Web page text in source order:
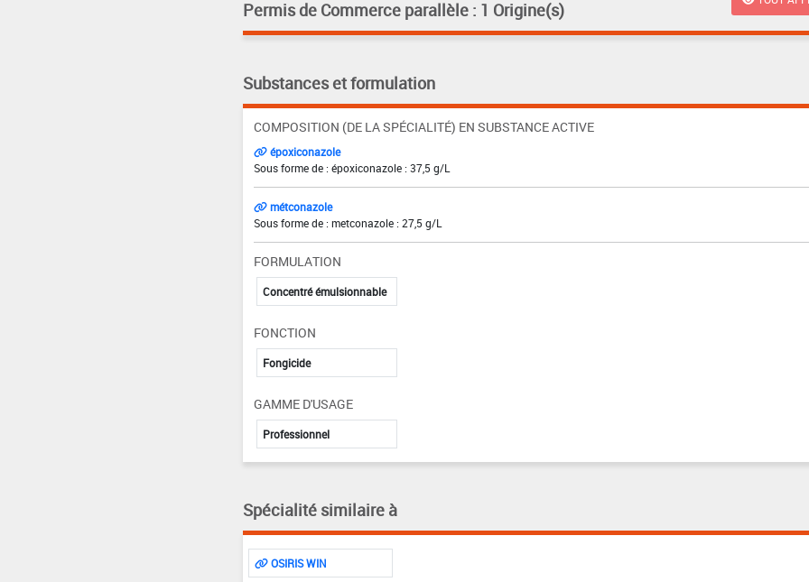
Permis de Commerce parallèle : 1 Origine(s)
Substances et formulation
COMPOSITION (DE LA SPÉCIALITÉ) EN SUBSTANCE ACTIVE
époxiconazole
Sous forme de : époxiconazole : 37,5 g/L
métconazole
Sous forme de : metconazole : 27,5 g/L
FORMULATION
Concentré émulsionnable
FONCTION
Fongicide
GAMME D'USAGE
Professionnel
Spécialité similaire à
OSIRIS WIN